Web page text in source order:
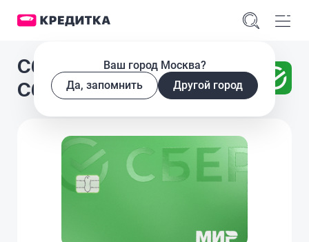
Ваш город Москва?
Да, запомнить
Другой город
Сбербанк
СберКарта